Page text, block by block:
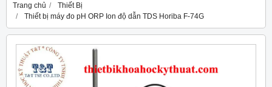
Trang chủ
Thiết Bị
Thiết bị máy đo pH ORP Ion độ dẫn TDS Horiba F-74G